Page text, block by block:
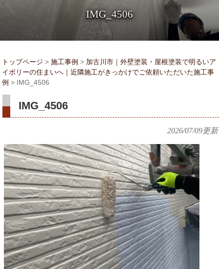
IMG_4506
トップページ > 施工事例 > 加古川市｜外壁塗装・屋根塗装で明るいア
イボリーの住まいへ｜近隣施工がきっかけでご依頼いただいた施工事
例 > IMG_4506
IMG_4506
2026/07/09更新